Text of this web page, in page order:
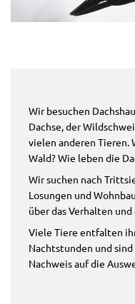
Wir besuchen
Dachse, der
vielen anderen Tieren.
Wald? Wie leben die
Wir suchen nach
Losungen und
über das Verhalten
Viele Tiere entfalten
Nachtstunden und
Nachweis auf die